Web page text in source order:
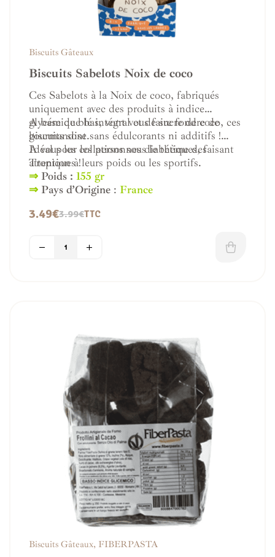
Biscuits Gâteaux
Biscuits Sabelots Noix de coco
Ces Sabelots à la Noix de coco, fabriqués
uniquement avec des produits à indice
glycémique bas, vont vous faire fondre de
gourmandise.
A base de blé intégral et de sucre de coco, ces
biscuits sont sans édulcorants ni additifs !
Idéal pour les personnes diabétiques, faisant
attention à leurs poids ou les sportifs.
A vous les collations sous le thème des
Tropiques !
⇒ Poids : 155 gr
⇒ Pays d’Origine : France
3.99€
3.49€ TTC
Biscuits Gâteaux, FIBERPASTA